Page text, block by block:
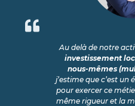
Au delà de notre
investissement
nous-mêmes
j’estime que c’est un
pour exercer ce
même rigueur et la